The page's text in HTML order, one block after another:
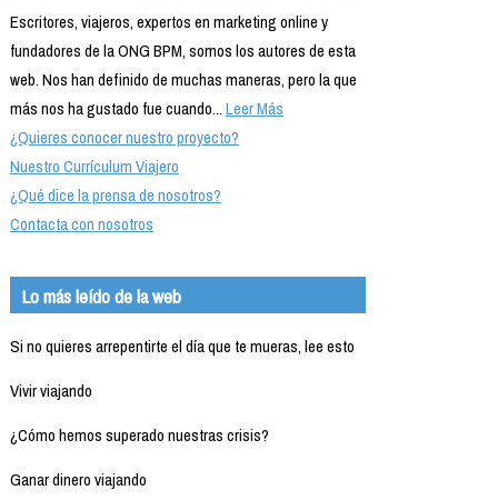
Escritores, viajeros, expertos en marketing online y
fundadores de la ONG BPM, somos los autores de esta
web. Nos han definido de muchas maneras, pero la que
más nos ha gustado fue cuando...Leer Más
¿Quieres conocer nuestro proyecto?
Nuestro Currículum Viajero
¿Qué dice la prensa de nosotros?
Contacta con nosotros
Lo más leído de la web
Si no quieres arrepentirte el día que te mueras, lee esto
Vivir viajando
¿Cómo hemos superado nuestras crisis?
Ganar dinero viajando